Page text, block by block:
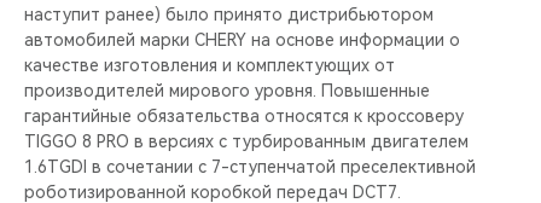
наступит ранее) было принято дистрибьютором
автомобилей марки CHERY на основе информации о
качестве изготовления и комплектующих от
производителей мирового уровня. Повышенные
гарантийные обязательства относятся к кроссоверу
TIGGO 8 PRO в версиях с турбированным двигателем
1.6TGDI в сочетании с 7-ступенчатой преселективной
роботизированной коробкой передач DCT7.